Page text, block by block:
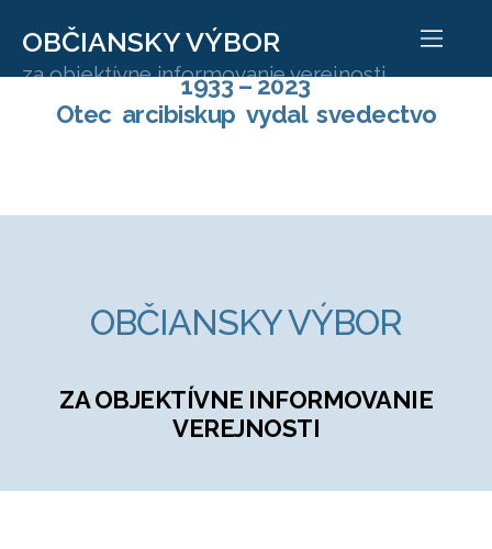
OBČIANSKY VÝBOR
za objektívne informovanie verejnosti
90 – Iubileum nonaginta – XC
1933 – 2023
Otec arcibiskup vydal svedectvo
OBČIANSKY VÝBOR
ZA OBJEKTÍVNE INFORMOVANIE
VEREJNOSTI